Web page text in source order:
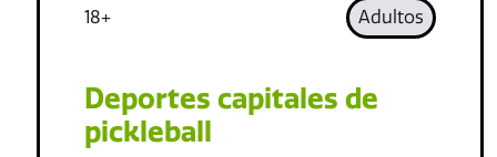
18+ Adultos
Deportes capitales de
pickleball